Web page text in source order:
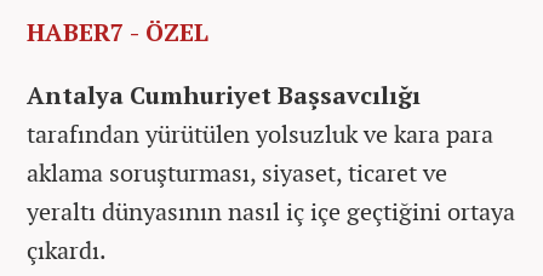
HABER7 - ÖZEL
Antalya Cumhuriyet Başsavcılığı
tarafından yürütülen yolsuzluk ve kara para
aklama soruşturması, siyaset, ticaret ve
yeraltı dünyasının nasıl iç içe geçtiğini ortaya
çıkardı.